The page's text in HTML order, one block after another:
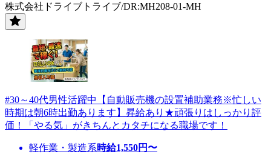
株式会社ドライブトライブ/DR:MH208-01-MH
#30～40代男性活躍中【自動販売機の設置補助業務※忙しい
時期は朝6時出勤あります】昇給あり★頑張りはしっかり評
価！「やる気」がきちんとカタチになる職場です！
軽作業・製造系時給1,550円〜